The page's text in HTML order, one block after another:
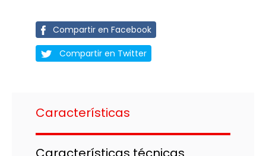
Compartir en Facebook
Compartir en Twitter
Características